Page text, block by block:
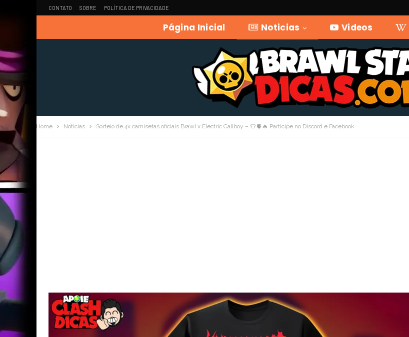
CONTATO SOBRE POLÍTICA DE PRIVACIDADE
Página Inicial Noticias Videos
Home Noticias Sorteio de 4x camisetas oficiais Brawl x Electric Callboy – 👕🫀🔥 Participe no Discord e Facebook